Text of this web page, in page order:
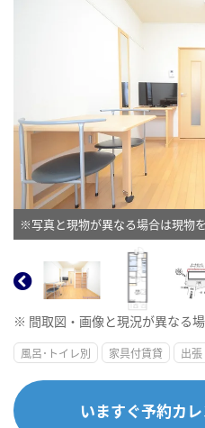
※写真と現物が異なる場合は現物
※ 間取図・画像と現況が異なる場
風呂･トイレ別 家具付賃貸 出
いますぐ予約カ